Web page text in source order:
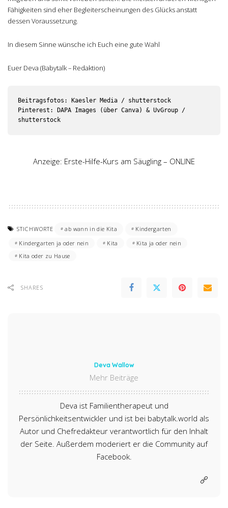
Fähigkeiten sind eher Begleiterscheinungen des Glücks anstatt
dessen Voraussetzung.
In diesem Sinne wünsche ich Euch eine gute Wahl
Euer Deva (Babytalk – Redaktion)
Beitragsfotos: Kaesler Media / shutterstock
Pinterest: DAPA Images (über Canva) & UvGroup /
Anzeige: Erste-Hilfe-Kurs am Säugling – ONLINE
STICHWORTE ab wann in die Kita
Kindergarten
Kindergarten ja oder nein
Kita
Kita ja oder nein
Kita oder zu Hause
SHARES
Deva Wallow
Mehr Beiträge
Deva ist Familientherapeut und
Persönlichkeitsentwickler und ist bei babytalk.world als
Autor und Chefredakteur verantwortlich für den Inhalt
der Seite. Außerdem moderiert er die Community auf
Facebook.